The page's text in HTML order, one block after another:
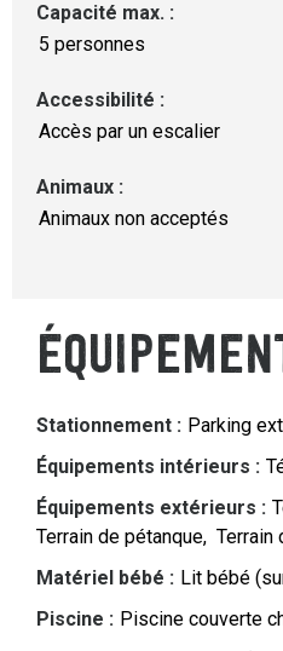
Capacité max. :
5 personnes
Accessibilité :
Accès par un escalier
Animaux :
Animaux non acceptés
Stationnement : Parking
Équipements intérieurs :
Équipements extérieurs :
Terrain de pétanque Terrain
Matériel bébé : Lit bébé
Piscine : Piscine couverte